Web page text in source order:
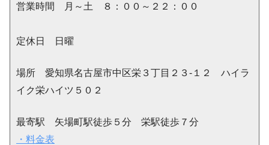
営業時間 月～土 ８：００～２２：００
定休日 日曜
場所 愛知県名古屋市中区栄３丁目２３-１２ ハイラ
イク栄ハイツ５０２
最寄駅 矢場町駅徒歩５分 栄駅徒歩７分
・料金表